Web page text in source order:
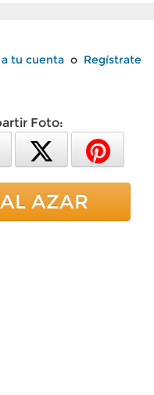
tu cuenta o Regístrate
Foto:
AZAR